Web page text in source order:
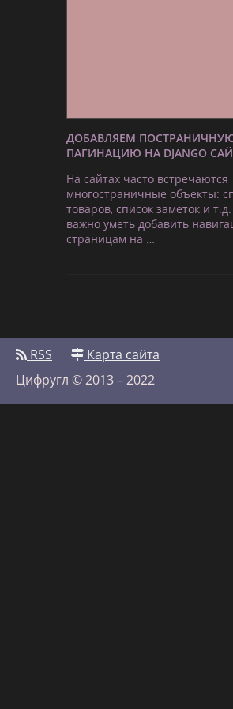
ДОБАВЛЯЕМ
ПАГИНАЦИЮ НА DJANGO
На сайтах часто встречаются
многостраничные объекты:
товаров, список заметок и
важно уметь добавить
страницам на …
RSS
Карта сайта
Цифругл © 2013 – 2022